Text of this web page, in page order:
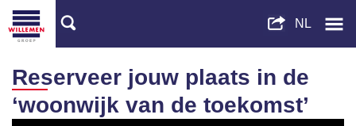
Reserveer jouw plaats in de
‘woonwijk van de toekomst’